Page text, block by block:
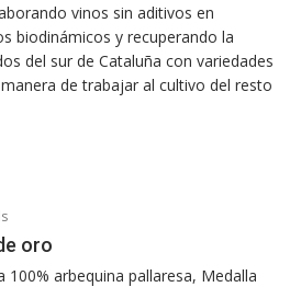
vinos sin aditivos en
biodinámicos y recuperando la
del sur de Cataluña con variedades
de trabajar al cultivo del resto
oro
100% arbequina pallaresa, Medalla